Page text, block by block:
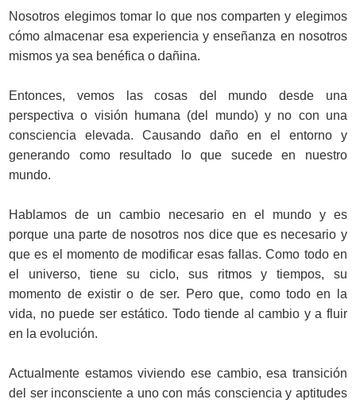
Nosotros elegimos tomar lo que nos comparten y elegimos
cómo almacenar esa experiencia y enseñanza en nosotros
mismos ya sea benéfica o dañina.
Entonces, vemos las cosas del mundo desde una
perspectiva o visión humana (del mundo) y no con una
consciencia elevada. Causando daño en el entorno y
generando como resultado lo que sucede en nuestro
mundo.
Hablamos de un cambio necesario en el mundo y es
porque una parte de nosotros nos dice que es necesario y
que es el momento de modificar esas fallas. Como todo en
el universo, tiene su ciclo, sus ritmos y tiempos, su
momento de existir o de ser. Pero que, como todo en la
vida, no puede ser estático. Todo tiende al cambio y a fluir
en la evolución.
Actualmente estamos viviendo ese cambio, esa transición
del ser inconsciente a uno con más consciencia y aptitudes